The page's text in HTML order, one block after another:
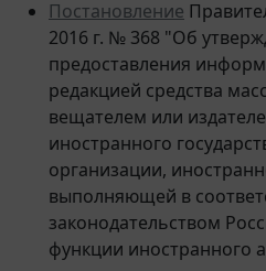
2016 г. № 368 "Об
предоставления
редакцией средства
вещателем или
иностранного
организации,
выполняющей в
законодательством
функции иностранного
организации,